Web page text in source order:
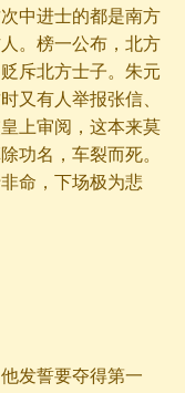
中进士的都是南方
。榜一公布，北方
斥北方士子。朱元
又有人举报张信、
上审阅，这本来莫
功名，车裂而死。
命，下场极为悲
发誓要夺得第一